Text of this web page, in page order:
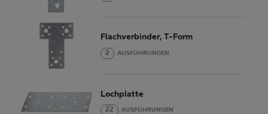
Flachverbinder, T-Form
2 AUSFÜHRUNGEN
Lochplatte
22 AUSFÜHRUNGEN